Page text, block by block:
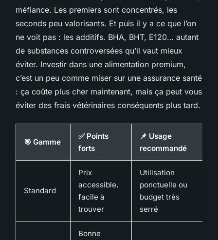
méfiance. Les premiers sont concentrés, les
seconds peu valorisants. Et puis il y a ce que l’on
ne voit pas : les additifs. BHA, BHT, E120… autant
de substances controversées qu’il vaut mieux
éviter. Investir dans une alimentation premium,
c’est un peu comme miser sur une assurance santé
: ça coûte plus cher maintenant, mais ça peut vous
éviter des frais vétérinaires conséquents plus tard.
🎯 Gamme
✅ Points
forts
📌 Usage
recommandé
Standard
Prix
accessible,
facile à
trouver
Utilisation
ponctuelle ou
budget très
serré
Bonne